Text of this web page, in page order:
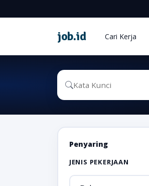
job.id Cari Kerja
Penyaring
JENIS PEKERJAAN